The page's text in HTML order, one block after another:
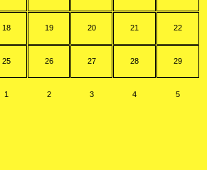
18 19 20 21 22
25 26 27 28 29
1 2 3 4 5